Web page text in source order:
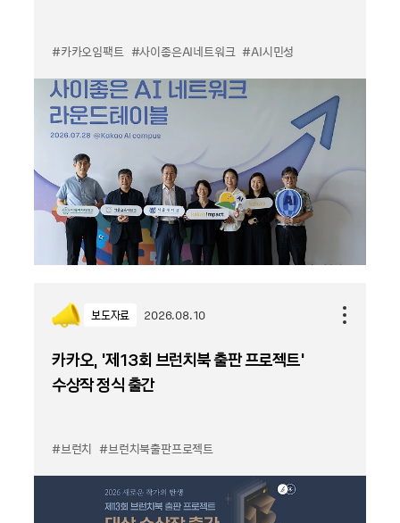
#카카오임팩트 #사이좋은AI네트워크 #AI시민성
보도자료 2026.08.10
카카오, '제13회 브런치북 출판 프로젝트'
수상작 정식 출간
#브런치 #브런치북출판프로젝트